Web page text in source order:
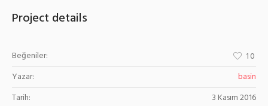
Project details
Beğeniler:
10
Yazar:
basin
Tarih:
3 Kasım 2016